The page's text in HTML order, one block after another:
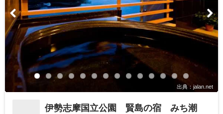
出典：jalan.net
伊勢志摩国立公園 賢島の宿 みち潮